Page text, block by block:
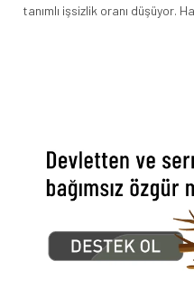
tanımlı işsizlik oranı düşüyor.